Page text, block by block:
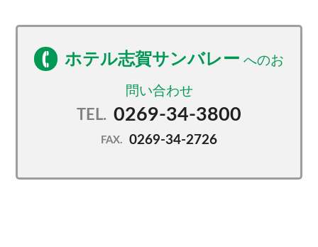
ホテル志賀サンバレー
TEL. 0269-34-3800
FAX. 0269-34-2726